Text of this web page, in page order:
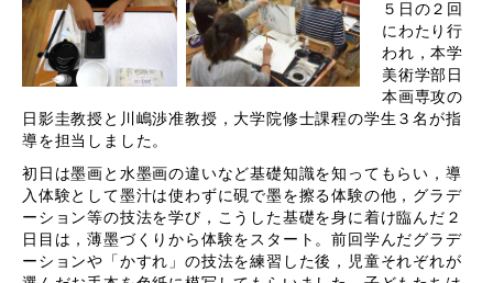
５日の２回
にわたり行
われ，本学
美術学部日
本画専攻の
日影圭教授と川嶋渉准教授，大学院修士課程の学生３名が指
導を担当しました。
初日は墨画と水墨画の違いなど基礎知識を知ってもらい，導
入体験として墨汁は使わずに硯で墨を擦る体験の他，グラデ
ーション等の技法を学び，こうした基礎を身に着け臨んだ２
日目は，薄墨づくりから体験をスタート。前回学んだグラデ
ーションや「かすれ」の技法を練習した後，児童それぞれが